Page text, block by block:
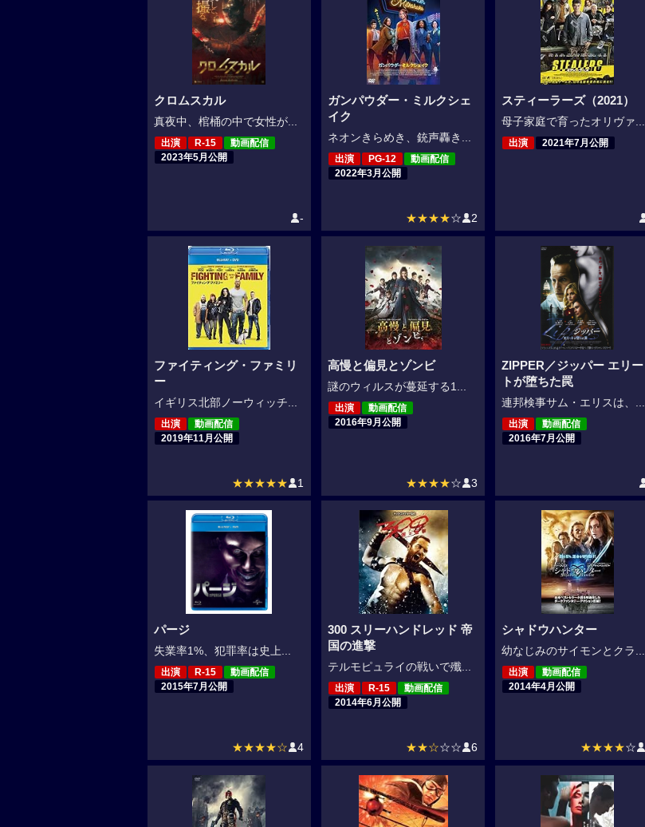
クロムスカル
真夜中、棺桶の中で女性が...
出演 R-15
動画配信
2023年5月公開
-
ガンパウダー・ミルクシェ
イク
ネオンきらめき、銃声轟き...
出演 PG-12
動画配信
2022年3月公開
★★★★☆ 2
スティーラーズ（2021）
母子家庭で育ったオリヴァ...
出演 2021年7月公開
ファイティング・ファミリ
ー
イギリス北部ノーウィッチ...
出演
動画配信
2019年11月公開
★★★★★ 1
高慢と偏見とゾンビ
謎のウィルスが蔓延する1...
出演
動画配信
2016年9月公開
★★★★☆ 3
ZIPPER／ジッパー エリー
トが堕ちた罠
連邦検事サム・エリスは、...
出演
動画配信
2016年7月公開
パージ
失業率1%、犯罪率は史上...
出演 R-15
動画配信
2015年7月公開
★★★★☆ 4
300 スリーハンドレッド 帝
国の進撃
テルモピュライの戦いで殲...
出演 R-15
動画配信
2014年6月公開
★★☆☆☆ 6
シャドウハンター
幼なじみのサイモンとクラ...
出演
動画配信
2014年4月公開
★★★★☆